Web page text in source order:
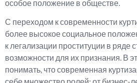
особое положение в обществе.
С переходом к современности
более высокое социальное
к легализации проституции в ряде
возможности для их признания. В
понимать, что современная